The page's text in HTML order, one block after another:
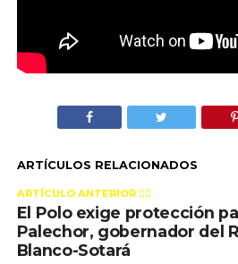
ARTÍCULOS RELACIONADOS
ARTÍCULO ANTERIOR 👉🏻
El Polo exige protección
Palechor, gobernador del
Blanco-Sotará